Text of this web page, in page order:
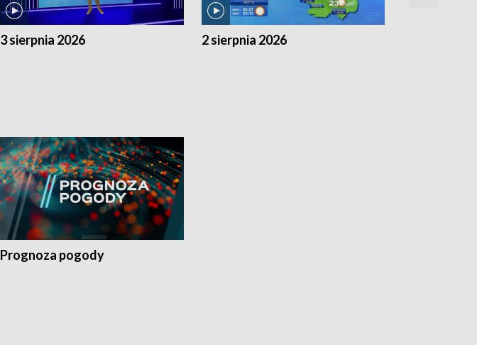
3 sierpnia 2026 2 sierpnia 2026
Prognoza pogody